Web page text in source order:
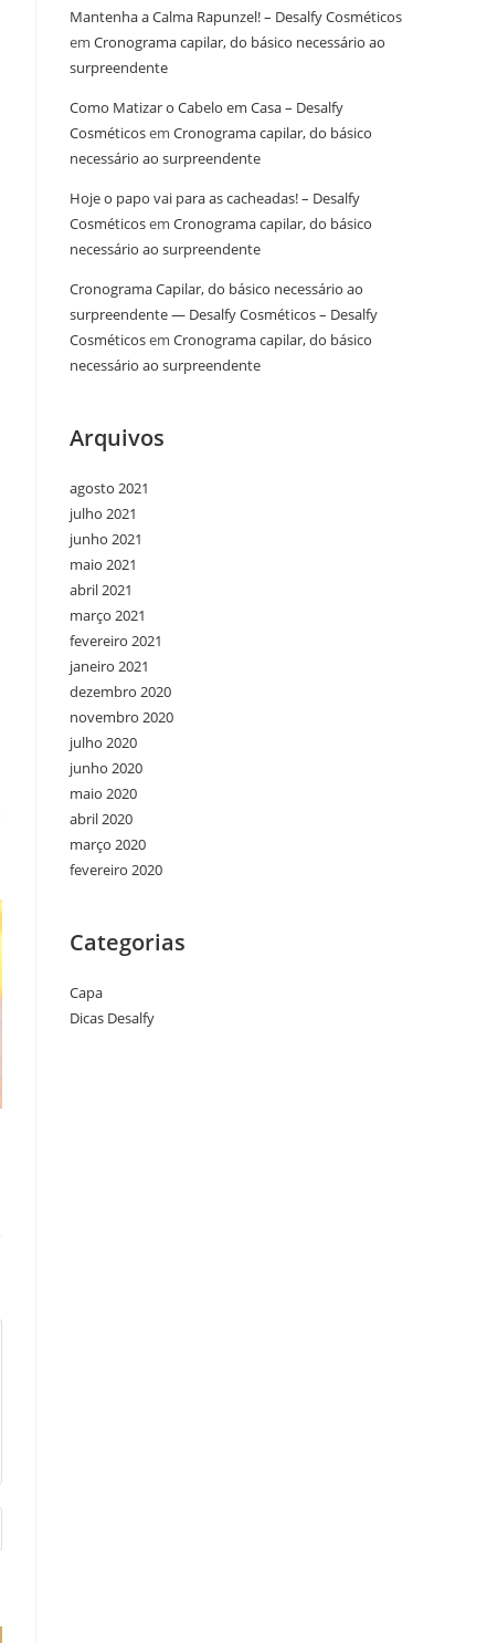
Mantenha a Calma Rapunzel! – Desalfy Cosméticos
em Cronograma capilar, do básico necessário ao
surpreendente
Como Matizar o Cabelo em Casa – Desalfy
Cosméticosem Cronograma capilar, do básico
necessário ao surpreendente
Hoje o papo vai para as cacheadas! – Desalfy
Cosméticosem Cronograma capilar, do básico
necessário ao surpreendente
Cronograma Capilar, do básico necessário ao
surpreendente — Desalfy Cosméticos – Desalfy
Cosméticosem Cronograma capilar, do básico
necessário ao surpreendente
Arquivos
agosto 2021
julho 2021
junho 2021
maio 2021
abril 2021
março 2021
fevereiro 2021
janeiro 2021
dezembro 2020
novembro 2020
julho 2020
junho 2020
maio 2020
abril 2020
março 2020
fevereiro 2020
Categorias
Capa
Dicas Desalfy